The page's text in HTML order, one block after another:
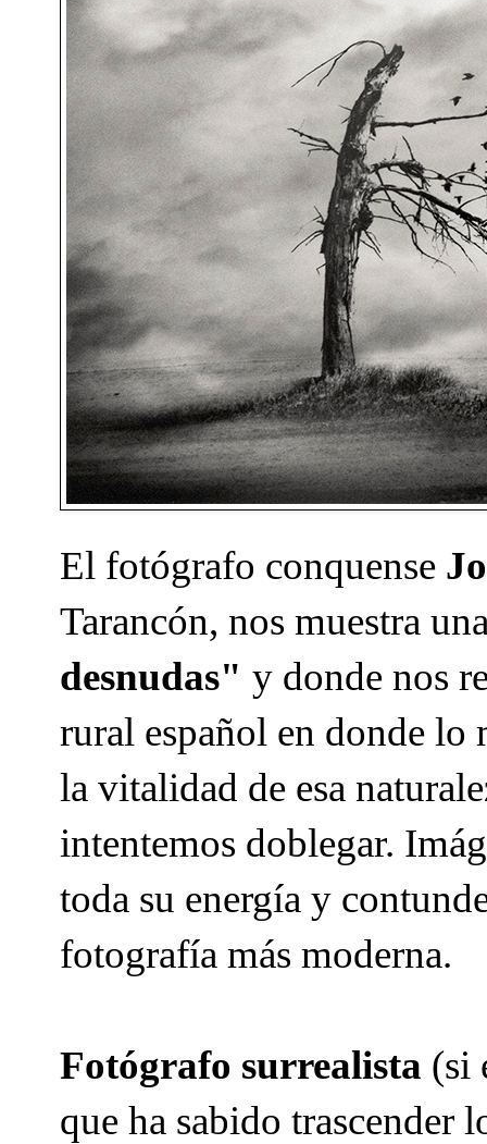
El fotógrafo conquense
Tarancón, nos muestra
desnudas" y donde nos
rural español en donde lo
la vitalidad de esa
intentemos doblegar.
toda su energía y
fotografía más moderna.
Fotógrafo surrealista (si
que ha sabido trascender